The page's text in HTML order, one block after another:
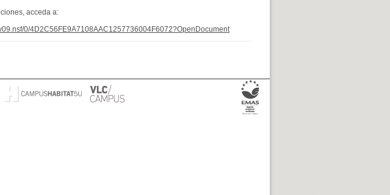
acceda a:
0/4D2C56FE9A7108AAC1257736004F6072?OpenDocument